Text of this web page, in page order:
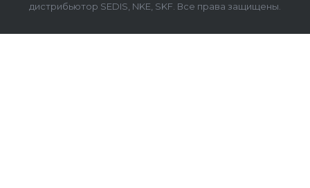
дистрибьютор SEDIS, NKE, SKF. Все права защищены.